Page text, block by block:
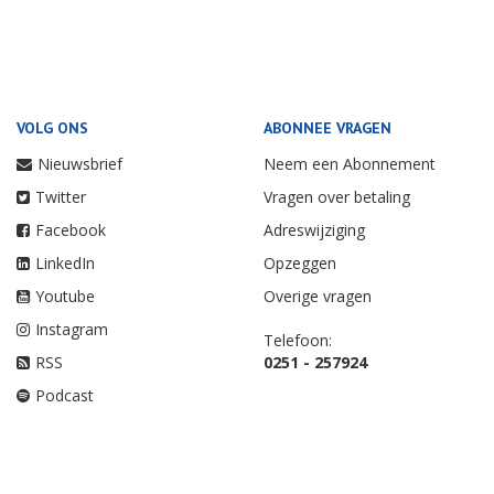
VOLG ONS
Nieuwsbrief
Twitter
Facebook
LinkedIn
Youtube
Instagram
RSS
Podcast
ABONNEE VRAGEN
Neem een Abonnement
Vragen over betaling
Adreswijziging
Opzeggen
Overige vragen
Telefoon:
0251 - 257924